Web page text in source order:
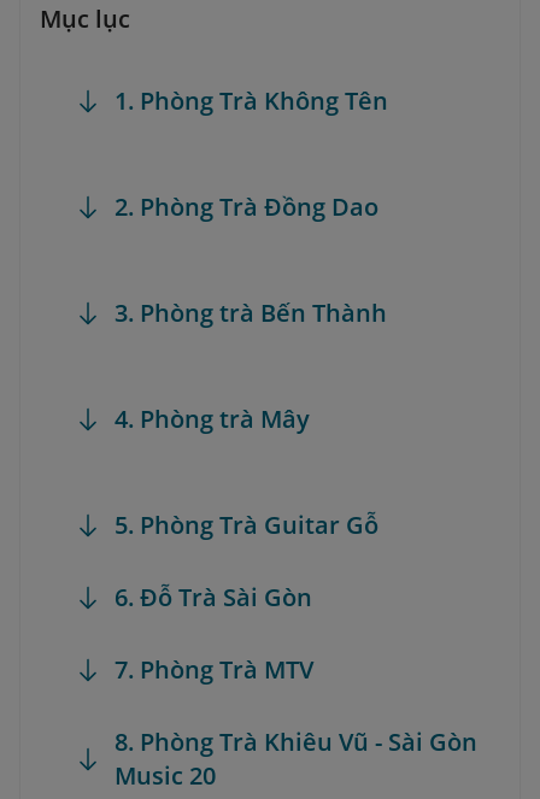
Mục lục
1. Phòng Trà Không Tên
2. Phòng Trà Đồng Dao
3. Phòng trà Bến Thành
4. Phòng trà Mây
5. Phòng Trà Guitar Gỗ
6. Đỗ Trà Sài Gòn
7. Phòng Trà MTV
8. Phòng Trà Khiêu Vũ - Sài Gòn
Music 20